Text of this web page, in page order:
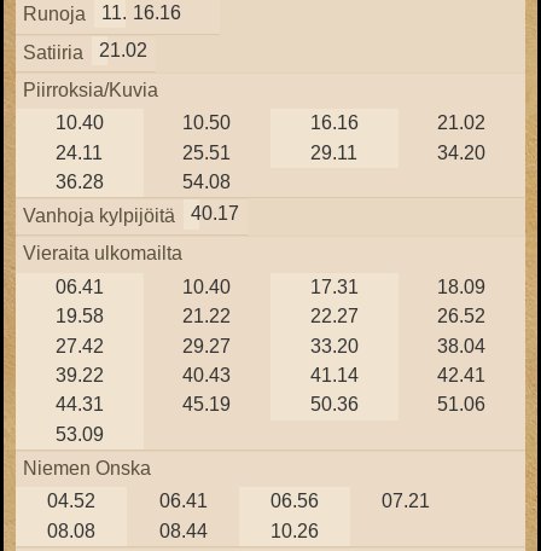
Runoja
11.2216.16
Satiiria
21.02
Piirroksia/Kuvia
10.40
10.50 16.16
21.02
24.11
25.51 29.11
34.20
36.28
54.08
Vanhoja kylpijöitä
40.17
Vieraita ulkomailta
06.41
10.40 17.31
18.09
19.58
21.22 22.27
26.52
27.42
29.27 33.20
38.04
39.22
40.43 41.14
42.41
44.31
45.19 50.36
51.06
53.09
Niemen Onska
04.52
06.41 06.56
07.21
08.08
08.44 10.26